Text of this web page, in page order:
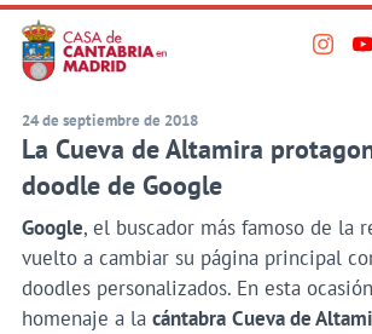
Saltar
al
contenido
principal
Visita
en
Principal
24 de septiembre de 2018
La Cueva de Altamira
doodle de Google
Google, el buscador más famoso de la
vuelto a cambiar su página principal
doodles personalizados. En esta
homenaje a la cántabra Cueva de